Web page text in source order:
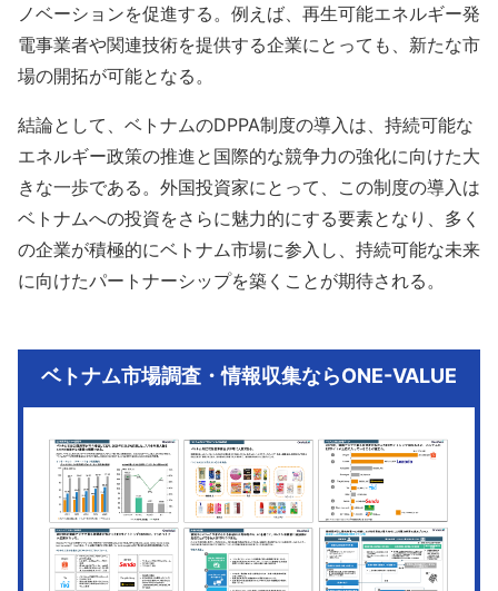
ノベーションを促進する。例えば、再生可能エネルギー発
電事業者や関連技術を提供する企業にとっても、新たな市
場の開拓が可能となる。
結論として、ベトナムのDPPA制度の導入は、持続可能な
エネルギー政策の推進と国際的な競争力の強化に向けた大
きな一歩である。外国投資家にとって、この制度の導入は
ベトナムへの投資をさらに魅力的にする要素となり、多く
の企業が積極的にベトナム市場に参入し、持続可能な未来
に向けたパートナーシップを築くことが期待される。
ベトナム市場調査・情報収集ならONE-VALUE